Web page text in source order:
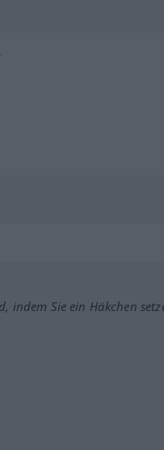
indem Sie ein Häkchen